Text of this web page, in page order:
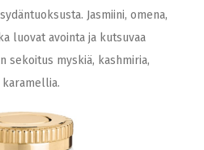
Jasmiini, omena,
luovat avointa ja kutsuvaa
sekoitus myskiä, kashmiria,
karamellia.